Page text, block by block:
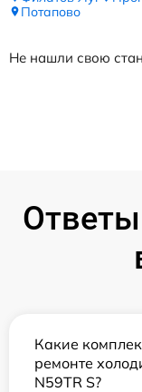
Потапово
Не нашли свою
Какие
ремонте
N59TR S?